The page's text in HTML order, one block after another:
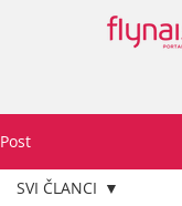
Post
SVI ČLANCI